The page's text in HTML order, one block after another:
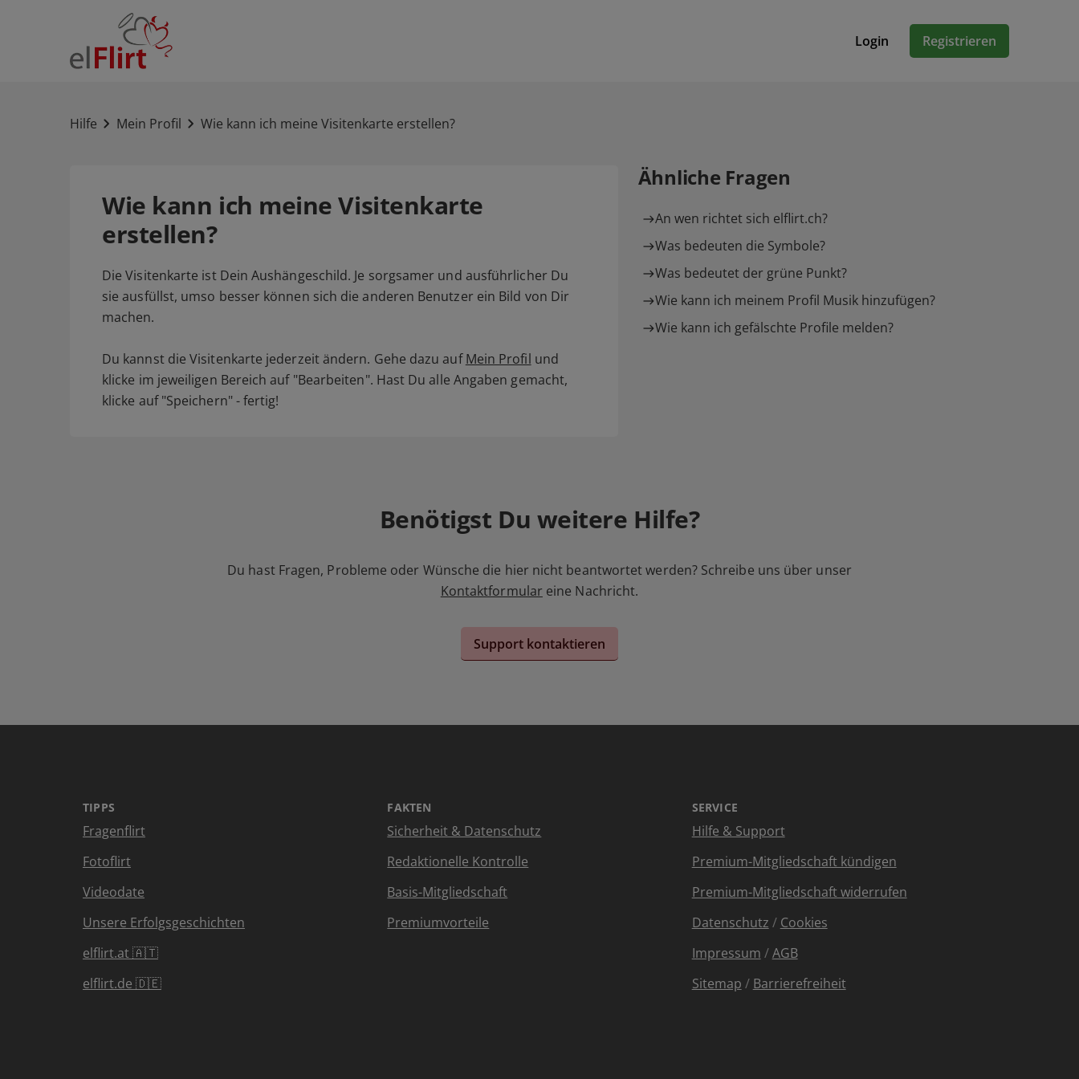
Login Registrieren
Hilfe Mein Profil Wie kann ich meine Visitenkarte erstellen?
Wie kann ich meine Visitenkarte
erstellen?
Die Visitenkarte ist Dein Aushängeschild. Je sorgsamer und ausführlicher Du
sie ausfüllst, umso besser können sich die anderen Benutzer ein Bild von Dir
machen.
Du kannst die Visitenkarte jederzeit ändern. Gehe dazu aufMein Profil und
klicke im jeweiligen Bereich auf "Bearbeiten". Hast Du alle Angaben gemacht,
klicke auf "Speichern" - fertig!
Ähnliche Fragen
An wen richtet sich elflirt.ch?
Was bedeuten die Symbole?
Was bedeutet der grüne Punkt?
Wie kann ich meinem Profil Musik hinzufügen?
Wie kann ich gefälschte Profile melden?
Benötigst Du weitere Hilfe?
Du hast Fragen, Probleme oder Wünsche die hier nicht beantwortet werden? Schreibe uns über unser
Kontaktformular eine Nachricht.
Support kontaktieren
TIPPS
Fragenflirt
Fotoflirt
Videodate
Unsere Erfolgsgeschichten
elflirt.at 🇦🇹
elflirt.de 🇩🇪
FAKTEN
Sicherheit & Datenschutz
Redaktionelle Kontrolle
Basis-Mitgliedschaft
Premiumvorteile
SERVICE
Hilfe & Support
Premium-Mitgliedschaft kündigen
Premium-Mitgliedschaft widerrufen
Datenschutz / Cookies
Impressum /AGB
Sitemap / Barrierefreiheit